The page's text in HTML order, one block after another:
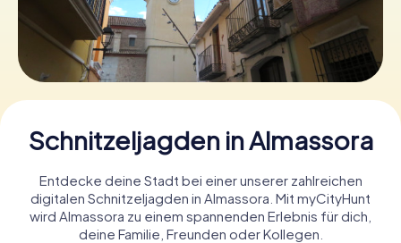
Gutscheine bestellen
Schnitzeljagden in Almassora
Entdecke deine Stadt bei einer unserer zahlreichen
digitalen Schnitzeljagden in Almassora. Mit myCityHunt
wird Almassora zu einem spannenden Erlebnis für dich,
deine Familie, Freunden oder Kollegen.